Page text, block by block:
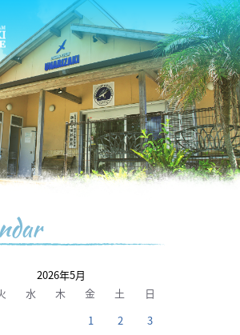
2026年5月
水 木 金 土 日
1 2
3